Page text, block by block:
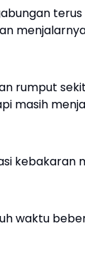
rumput
masih
kebakaran
waktu